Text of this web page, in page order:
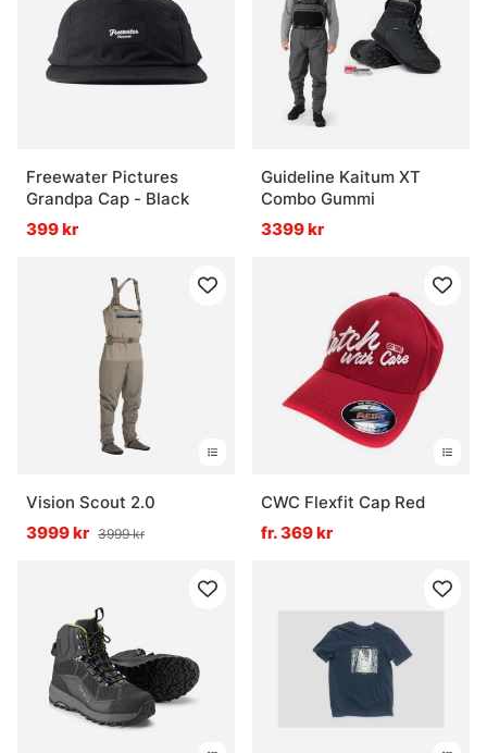
Freewater Pictures
Grandpa Cap - Black
399 kr
Guideline Kaitum XT
Combo Gummi
3399 kr
Vision Scout 2.0
3999 kr 3999 kr
CWC Flexfit Cap Red
fr. 369 kr